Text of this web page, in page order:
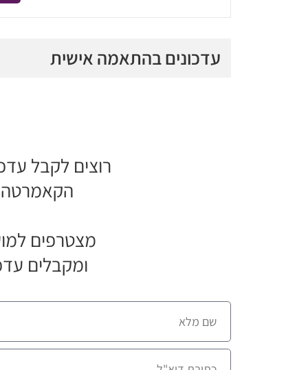
עדכונים בהתאמה אישית
רוצים לקבל
הקאמרטה
מצטרפים
ומקבלים